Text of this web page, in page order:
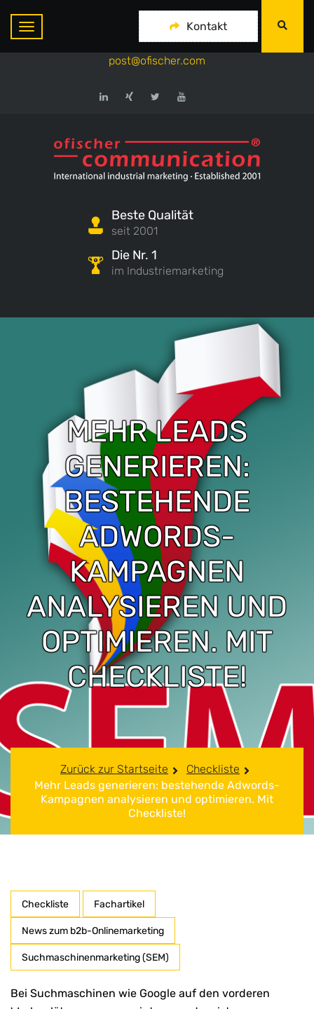
ofischer communication
+49-175-718 444 1
post@ofischer.com
Beste Qualität
seit 2001
Die Nr. 1
im Industriemarketing
Kontakt
MEHR LEADS
GENERIEREN:
BESTEHENDE
ADWORDS-
KAMPAGNEN
ANALYSIEREN UND
OPTIMIEREN. MIT
CHECKLISTE!
Zurück zur Startseite
Checkliste
Mehr Leads generieren: bestehende Adwords-
Kampagnen analysieren und optimieren. Mit
Checkliste!
Checkliste Fachartikel
News zum b2b-Onlinemarketing
Suchmaschinenmarketing (SEM)
Bei Suchmaschinen wie Google auf den vorderen